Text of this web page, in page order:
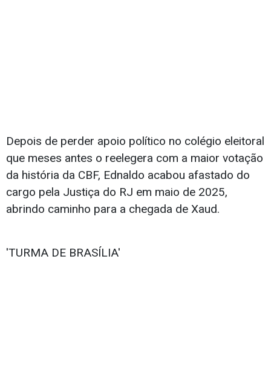
Depois de perder apoio político no colégio eleitoral
que meses antes o reelegera com a maior votação
da história da CBF, Ednaldo acabou afastado do
cargo pela Justiça do RJ em maio de 2025,
abrindo caminho para a chegada de Xaud.
'TURMA DE BRASÍLIA'